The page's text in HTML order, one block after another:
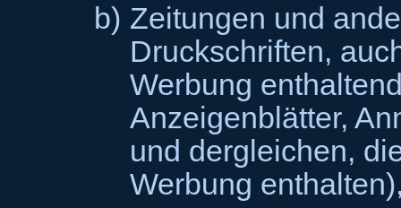
b) Zeitungen und
Druckschriften,
Werbung
Anzeigenblätter,
und dergleichen,
Werbung